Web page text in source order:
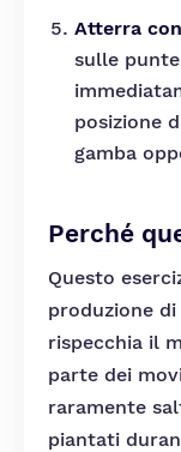
Atterra
sulle
posizione
gamba
Perché
Questo
produzione
rispecchia il
parte dei
raramente
piantati